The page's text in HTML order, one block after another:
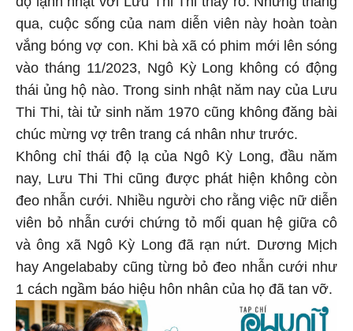
qua, cuộc sống của nam diễn viên này hoàn toàn
vắng bóng vợ con. Khi bà xã có phim mới lên sóng
vào tháng 11/2023, Ngô Kỳ Long không có động
thái ủng hộ nào. Trong sinh nhật năm nay của Lưu
Thi Thi, tài tử sinh năm 1970 cũng không đăng bài
chúc mừng vợ trên trang cá nhân như trước.
Không chỉ thái độ lạ của Ngô Kỳ Long, đầu năm
nay, Lưu Thi Thi cũng được phát hiện không còn
đeo nhẫn cưới. Nhiều người cho rằng việc nữ diễn
viên bỏ nhẫn cưới chứng tỏ mối quan hệ giữa cô
và ông xã Ngô Kỳ Long đã rạn nứt. Dương Mịch
hay Angelababy cũng từng bỏ đeo nhẫn cưới như
1 cách ngầm báo hiệu hôn nhân của họ đã tan vỡ.